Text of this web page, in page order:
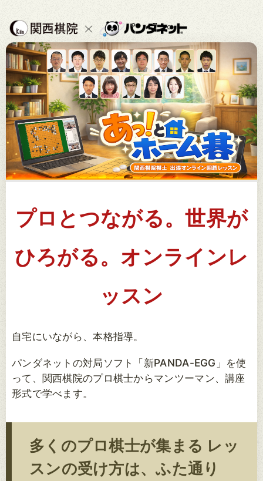
プロとつながる。世界が
ひろがる。オンラインレ
ッスン
自宅にいながら、本格指導。
パンダネットの対局ソフト「新PANDA-EGG」を使
って、関西棋院のプロ棋士からマンツーマン、講座
形式で学べます。
多くのプロ棋士が集まる レッ
スンの受け方は、ふた通り